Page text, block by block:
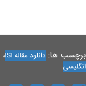
برچسب ها: دانلود مقاله ISI ،
انگلیسی